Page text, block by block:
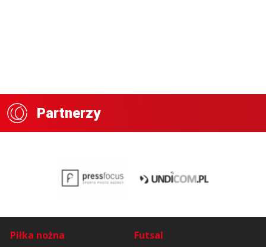
Partnerzy
Piłka nożna Futsal